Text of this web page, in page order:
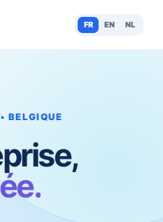
FR EN NL
BELGIQUE